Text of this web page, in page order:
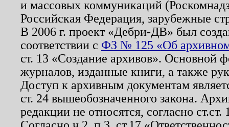
и массовых коммуникаций
Российская Федерация, зарубежные
В 2006 г. проект «Дебри-ДВ» был
соответствии с ФЗ № 125 «Об
ст. 13 «Создание архивов». Основной
журналов, изданные книги, а также
Доступ к архивным документам
ст. 24 вышеобозначенного закона.
редакции не относятся, согласно